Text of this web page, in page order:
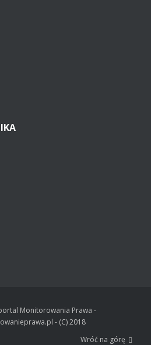
Monitorowania Prawa -
- (C) 2018
Wróć na górę